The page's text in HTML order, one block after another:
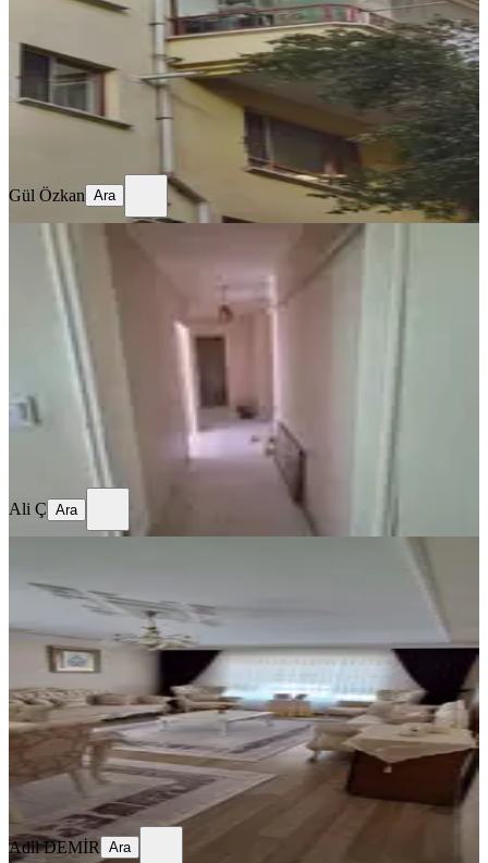
3+1·130 m²·Yüksek giriş·09.06.2026
5.250.000 ₺
Gül Özkan
Gül Özkan Ara
Ankara, Mamak
·100 m²
3.200.000 ₺
Ali Ç
Ali Ç Ara
Sahibinden 3 Cepheli Kök Tapu Çok
Ankara, Mamak
150 m²
5.200.000 ₺
Adil DEMİR
Adil DEMİR Ara